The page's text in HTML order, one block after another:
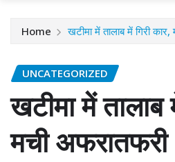
Home खटीमा में तालाब में गिरी
UNCATEGORIZED
खटीमा में तालाब
मची अफरातफरी